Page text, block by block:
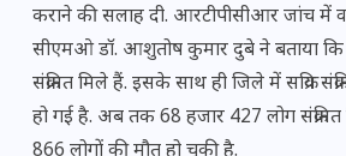
कराने की सलाह दी. आरटीपीसीआर जांच में वह
सीएमओ डॉ. आशुतोष कुमार दुबे ने बताया
संक्रमित मिले हैं. इसके साथ ही जिले में सक्रिय
हो गई है. अब तक 68 हजार 427 लोग